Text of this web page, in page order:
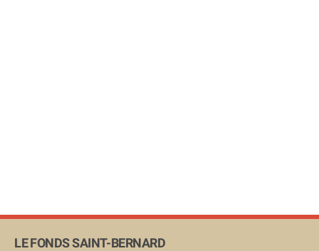
LE FONDS SAINT-BERNARD